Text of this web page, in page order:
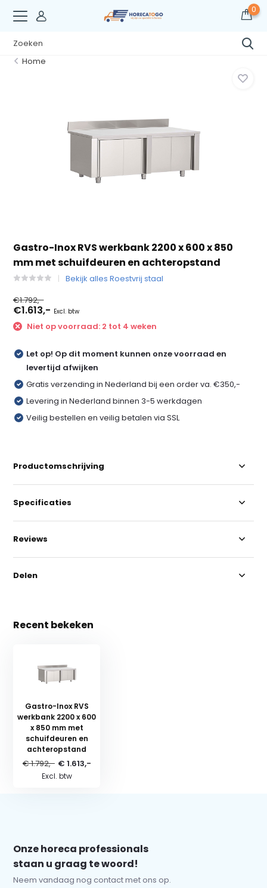
0
Home
Gastro-Inox RVS werkbank 2200 x 600 x 850
mm met schuifdeuren en achteropstand
Bekijk alles Roestvrij staal
€1.792,-
€1.613,- Excl. btw
Niet op voorraad: 2 tot 4 weken
Let op! Op dit moment kunnen onze voorraad en
levertijd afwijken
Gratis verzending in Nederland bij een order va. €350,-
Levering in Nederland binnen 3-5 werkdagen
Veilig bestellen en veilig betalen via SSL
Productomschrijving
Specificaties
Reviews
Delen
Recent bekeken
Gastro-Inox RVS
werkbank 2200 x 600
x 850 mm met
schuifdeuren en
achteropstand
€ 1.792,- € 1.613,-
Excl. btw
Onze horeca professionals
staan u graag te woord!
Neem vandaag nog contact met ons op.